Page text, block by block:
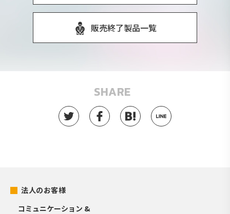
販売終了製品一覧
SHARE
法人のお客様
コミュニケーション &